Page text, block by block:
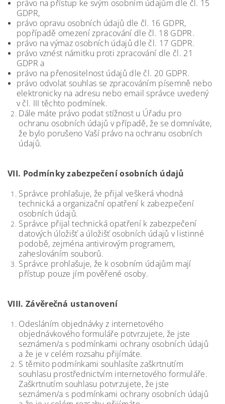
právo na přístup ke svým osobním údajům dle čl. 15
GDPR,
právo opravu osobních údajů dle čl. 16 GDPR,
popřípadě omezení zpracování dle čl. 18 GDPR.
právo na výmaz osobních údajů dle čl. 17 GDPR.
právo vznést námitku proti zpracování dle čl. 21
GDPR a
právo na přenositelnost údajů dle čl. 20 GDPR.
právo odvolat souhlas se zpracováním písemně nebo
elektronicky na adresu nebo email správce uvedený
v čl. III těchto podmínek.
Dále máte právo podat stížnost u Úřadu pro
ochranu osobních údajů v případě, že se domníváte,
že bylo porušeno Vaší právo na ochranu osobních
údajů.
VII. Podmínky zabezpečení osobních údajů
Správce prohlašuje, že přijal veškerá vhodná
technická a organizační opatření k zabezpečení
osobních údajů.
Správce přijal technická opatření k zabezpečení
datových úložišť a úložišť osobních údajů v listinné
podobě, zejména antivirovým programem,
zaheslováním souborů.
Správce prohlašuje, že k osobním údajům mají
přístup pouze jím pověřené osoby.
VIII. Závěrečná ustanovení
Odesláním objednávky z internetového
objednávkového formuláře potvrzujete, že jste
seznámen/a s podmínkami ochrany osobních údajů
a že je v celém rozsahu přijímáte.
S těmito podmínkami souhlasíte zaškrtnutím
souhlasu prostřednictvím internetového formuláře.
Zaškrtnutím souhlasu potvrzujete, že jste
seznámen/a s podmínkami ochrany osobních údajů